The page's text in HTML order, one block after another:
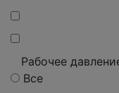
Рабочее
Все